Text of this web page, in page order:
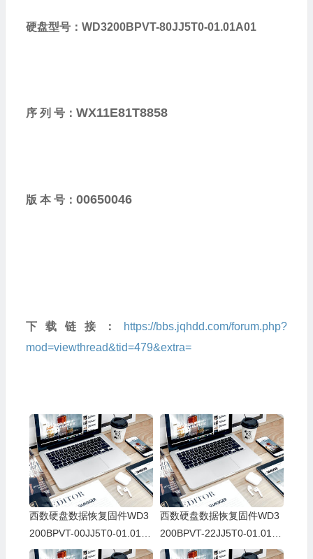
硬盘型号：WD3200BPVT-80JJ5T0-01.01A01
序 列 号： WX11E81T8858
版 本 号： 00650046
下载链接：
https://bbs.jqhdd.com/forum.php?
mod=viewthread&tid=479&extra=
西数硬盘数据恢复固件WD3
200BPVT-00JJ5T0-01.01A0
1-WD-WXF1E32UWYX3-00
西数硬盘数据恢复固件WD3
200BPVT-22JJ5T0-01.01A0
1-WD-WXK1E32AYMHE-00